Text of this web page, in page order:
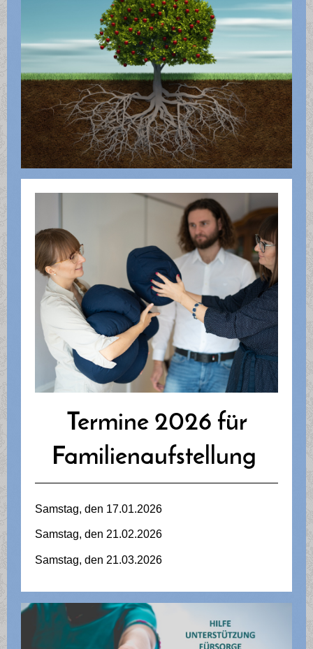
Termine 2026 für
Familienaufstellung
Samstag, den 17.01.2026
Samstag, den 21.02.2026
Samstag, den 21.03.2026